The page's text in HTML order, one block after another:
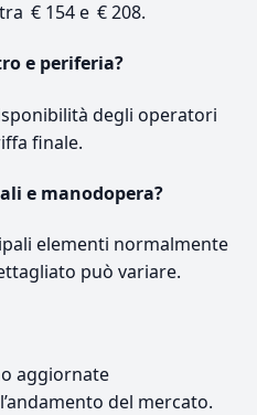
€ 154 e € 208.
e periferia?
degli operatori
finale.
e manodopera?
elementi normalmente
può variare.
aggiornate
del mercato.